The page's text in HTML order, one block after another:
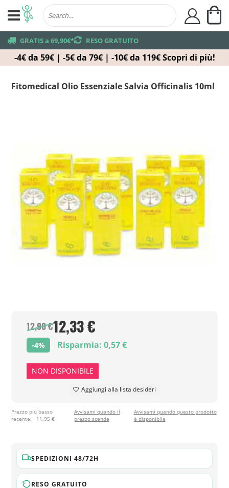
-4€ da 59€ | -5€ da 79€ | -10€ da 119€ Scopri di più!
truck GRATIS a 69,90€*returns RESO GRATUITO
user
Fitomedical Olio Essenziale Salvia Officinalis 10ml
12,90 €12,33 €
-4% Risparmia: 0,57 €
NON DISPONIBILE
Aggiungi alla lista desideri
Prezzo più basso
recente:
11,95 €
Avvisami quando il
prezzo scende
Avvisami quando questo prodotto
è disponibile
SPEDIZIONI 48/72H
RESO GRATUITO